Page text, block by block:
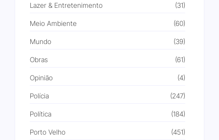
Lazer & Entretenimento (31)
Meio Ambiente (60)
Mundo (39)
Obras (61)
Opinião (4)
Polícia (247)
Política (184)
Porto Velho (451)